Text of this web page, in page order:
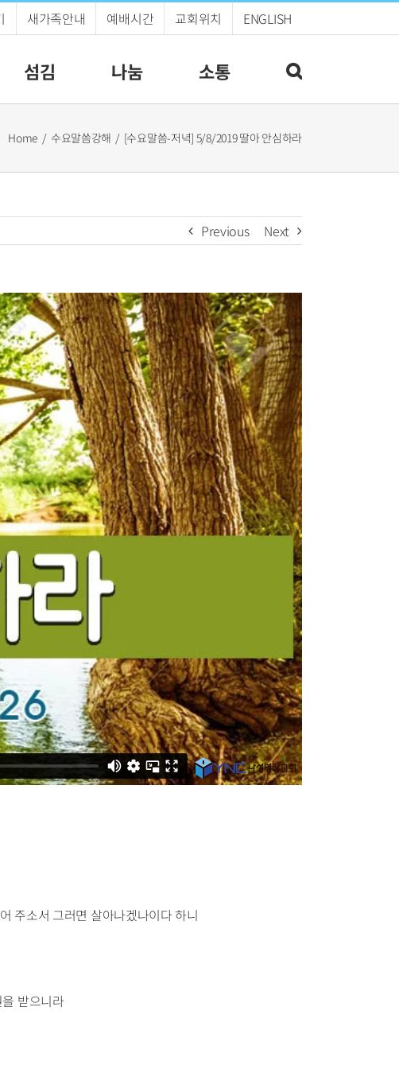
새가족안내 예배시간 교회위치 ENGLISH
섬김 나눔 소통
Home 수요말씀강해 [수요말씀-저녁] 5/8/2019 딸아 안심하라
Previous Next
주소서 그러면 살아나겠나이다 하니
받으니라